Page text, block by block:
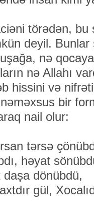
törədən, bu
deyil.
nə
nə Allahı
hissini və
bir
nail olur:
tərsə
həyat
dönübdü,
gül,